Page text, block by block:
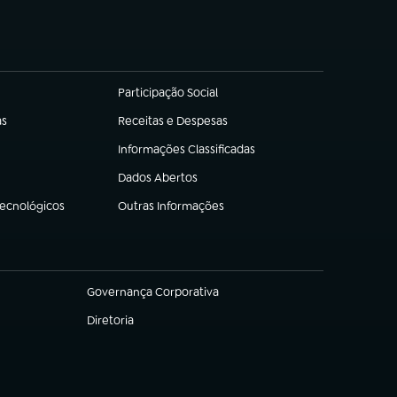
Participação Social
(abre em nova aba)
Receitas e Despesas
(abre em nova aba)
Informações Classificadas
(abre em nova aba)
Dados Abertos
(abre em nova aba)
Outras Informações
(abre em nova aba)
Governança Corporativa
(abre em nova aba)
Diretoria
(abre em nova aba)